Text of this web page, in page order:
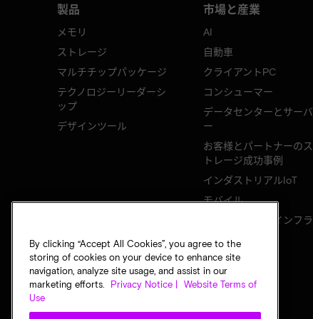
製品
メモリ
ストレージ
マルチチップパッケージ
テクノロジーリーダーシ
ップ
デザインツール
市場と産業
AI
自動車
クライアントPC
コンシューマー
データセンターとサーバ
ー
お客様とパートナーのス
トレージ成功事例
インダストリアルIoT
モバイル
ネットワークのインフラ
By clicking “Accept All Cookies”, you agree to the
storing of cookies on your device to enhance site
navigation, analyze site usage, and assist in our
marketing efforts.
Privacy Notice |
Website Terms of
Use